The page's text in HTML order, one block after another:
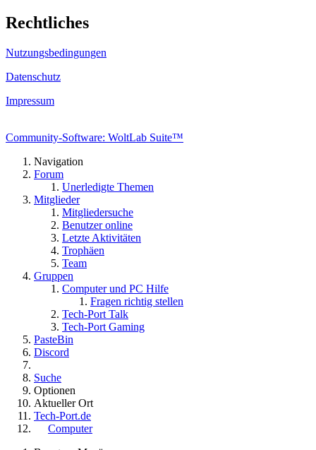
Rechtliches
Nutzungsbedingungen
Datenschutz
Impressum
Community-Software: WoltLab Suite™
Navigation
Forum
Unerledigte Themen
Mitglieder
Mitgliedersuche
Benutzer online
Letzte Aktivitäten
Trophäen
Team
Gruppen
Computer und PC Hilfe
Fragen richtig stellen
Tech-Port Talk
Tech-Port Gaming
PasteBin
Discord
Suche
Optionen
Aktueller Ort
Tech-Port.de
Computer